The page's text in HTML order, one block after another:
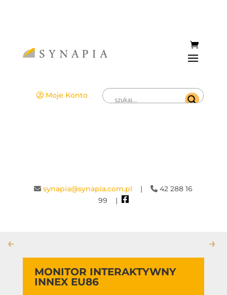
Moje Konto
synapia@synapia.com.pl |
42 288 16
99 |
← →
MONITOR INTERAKTYWNY
INNEX EU86